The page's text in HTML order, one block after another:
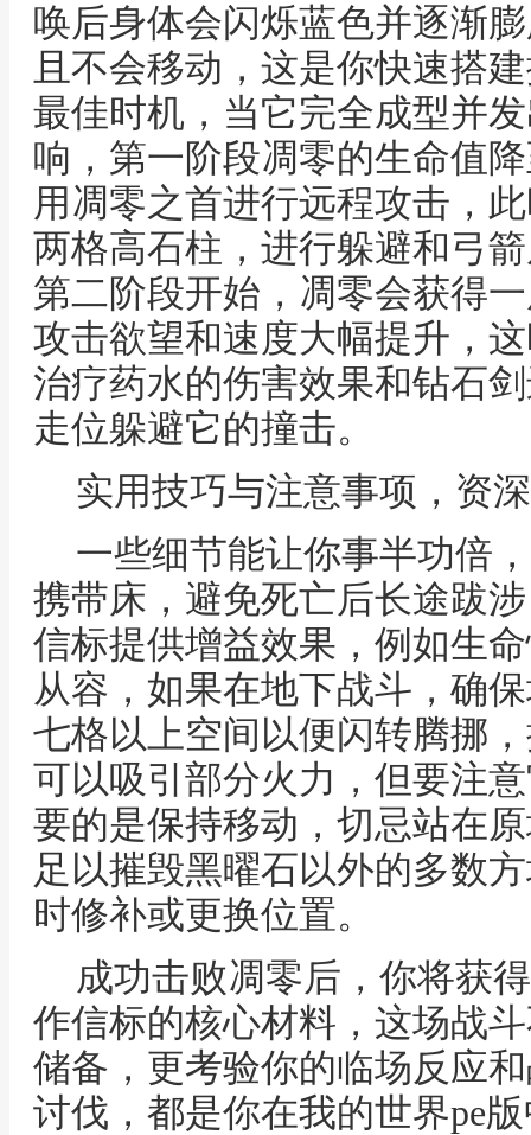
唤后身体会闪烁蓝色并逐渐
且不会移动，这是你快速搭
最佳时机，当它完全成型并
响，第一阶段凋零的生命值
用凋零之首进行远程攻击，
两格高石柱，进行躲避和弓
第二阶段开始，凋零会获得
攻击欲望和速度大幅提升，
治疗药水的伤害效果和钻石
走位躲避它的撞击。
实用技巧与注意事项，资
一些细节能让你事半功倍
携带床，避免死亡后长途跋
信标提供增益效果，例如生
从容，如果在地下战斗，确
七格以上空间以便闪转腾挪
可以吸引部分火力，但要注
要的是保持移动，切忌站在
足以摧毁黑曜石以外的多数
时修补或更换位置。
成功击败凋零后，你将获
作信标的核心材料，这场战
储备，更考验你的临场反应
讨伐，都是你在我的世界pe